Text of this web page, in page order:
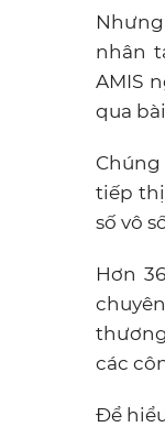
nhân
AMIS
qua
tiếp thị
số vô
Hơn
các
Để